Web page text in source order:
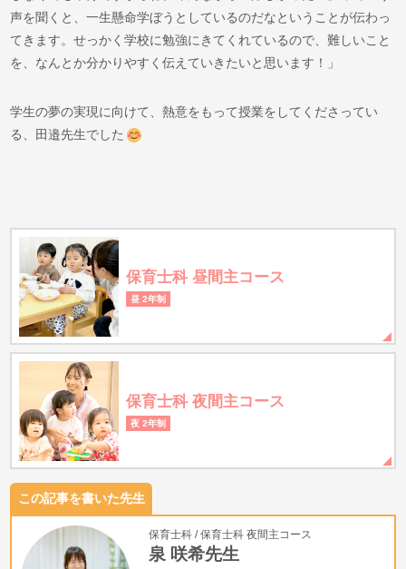
声を聞くと、一生懸命学ぼうとしているのだなということが伝わっ
てきます。せっかく学校に勉強にきてくれているので、難しいこと
を、なんとか分かりやすく伝えていきたいと思います！」
学生の夢の実現に向けて、熱意をもって授業をしてくださってい
る、田邉先生でした
保育士科 昼間主コース
昼 2年制
保育士科 夜間主コース
夜 2年制
この記事を書いた先生
保育士科 保育士科 夜間主コース
泉 咲希先生